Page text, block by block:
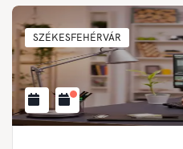
SZÉKESFEHÉRVÁR